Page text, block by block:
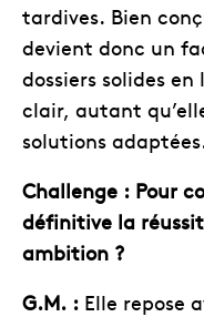
tardives. Bien
devient donc un
dossiers solides
clair, autant
solutions
Challenge : Pour
définitive la
ambition ?
G.M. : Elle repose